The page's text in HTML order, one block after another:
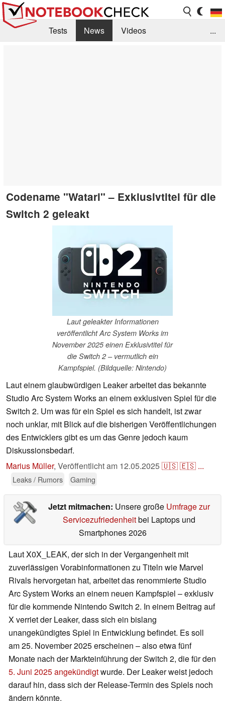
Tests News
Videos
...
Codename "Watari" – Exklusivtitel für die
Switch 2 geleakt
Laut geleakter Informationen
veröffentlicht Arc System Works im
November 2025 einen Exklusivtitel für
die Switch 2 – vermutlich ein
Kampfspiel. (Bildquelle: Nintendo)
Laut einem glaubwürdigen Leaker arbeitet das bekannte
Studio Arc System Works an einem exklusiven Spiel für die
Switch 2. Um was für ein Spiel es sich handelt, ist zwar
noch unklar, mit Blick auf die bisherigen Veröffentlichungen
des Entwicklers gibt es um das Genre jedoch kaum
Diskussionsbedarf.
Marius Müller, Veröffentlicht am 12.05.2025🇺🇸🇪🇸 ...
Leaks / Rumors Gaming
Jetzt mitmachen: Unsere große Umfrage zur
Servicezufriedenheitbei Laptops und
Smartphones 2026
Laut X0X_LEAK, der sich in der Vergangenheit mit
zuverlässigen Vorabinformationen zu Titeln wie Marvel
Rivals hervorgetan hat, arbeitet das renommierte Studio
Arc System Works an einem neuen Kampfspiel – exklusiv
für die kommende Nintendo Switch 2. In einem Beitrag auf
X verriet der Leaker, dass sich ein bislang
unangekündigtes Spiel in Entwicklung befindet. Es soll
am 25. November 2025 erscheinen – also etwa fünf
Monate nach der Markteinführung der Switch 2, die für den
5. Juni 2025 angekündigtwurde. Der Leaker weist jedoch
darauf hin, dass sich der Release-Termin des Spiels noch
ändern könnte.